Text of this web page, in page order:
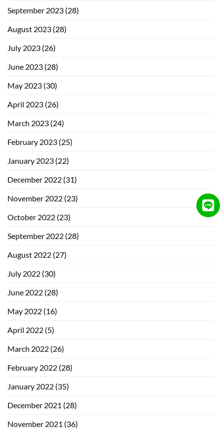
September 2023 (28)
August 2023 (28)
July 2023 (26)
June 2023 (28)
May 2023 (30)
April 2023 (26)
March 2023 (24)
February 2023 (25)
January 2023 (22)
December 2022 (31)
November 2022 (23)
October 2022 (23)
September 2022 (28)
August 2022 (27)
July 2022 (30)
June 2022 (28)
May 2022 (16)
April 2022 (5)
March 2022 (26)
February 2022 (28)
January 2022 (35)
December 2021 (28)
November 2021 (36)